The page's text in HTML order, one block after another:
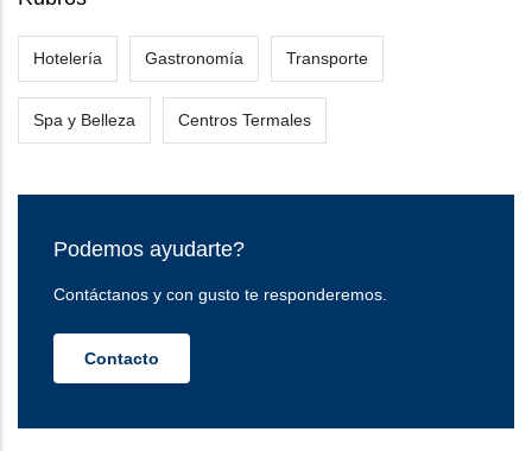
Hotelería Gastronomía Transporte
Spa y Belleza Centros Termales
Podemos ayudarte?
Contáctanos y con gusto te responderemos.
Contacto